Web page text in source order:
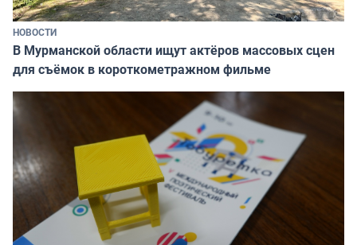
НОВОСТИ
В Мурманской области ищут актёров массовых сцен
для съёмок в короткометражном фильме